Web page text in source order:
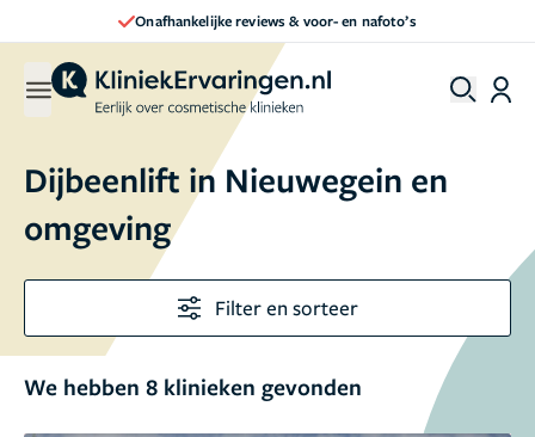
Onafhankelijke reviews & voor- en nafoto’s
Dijbeenlift in Nieuwegein en
omgeving
Filter en sorteer
We hebben 8 klinieken gevonden